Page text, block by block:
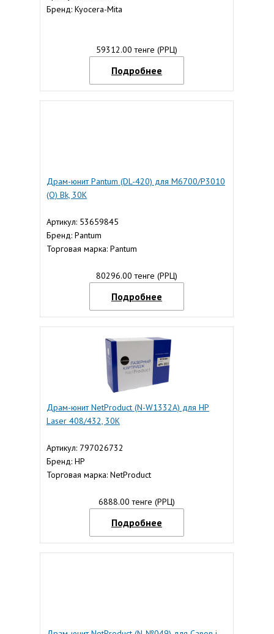
Бренд: Kyocera-Mita
59312.00 тенге (РРЦ)
Подробнее
Драм-юнит Pantum (DL-420) для M6700/P3010
(О) Bk, 30K
Артикул: 53659845
Бренд: Pantum
Торговая марка: Pantum
80296.00 тенге (РРЦ)
Подробнее
Драм-юнит NetProduct (N-W1332A) для HP
Laser 408/432, 30K
Артикул: 797026732
Бренд: HP
Торговая марка: NetProduct
6888.00 тенге (РРЦ)
Подробнее